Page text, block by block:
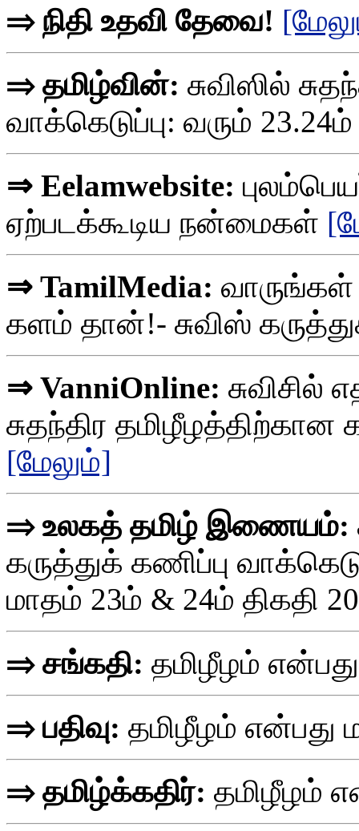
⇒ நிதி உதவி தேவை!
⇒ தமிழ்வின்: சுவிஸில்
வாக்கெடுப்பு: வரும்
⇒ Eelamwebsite:
ஏற்படக்கூடிய நன்மைகள்
⇒ TamilMedia: வாருங்கள்
களம் தான்!- சுவிஸ்
⇒ VanniOnline: சுவிசில்
சுதந்திர தமிழீழத்திற்கான
[மேலும்]
⇒ உலகத் தமிழ் இணையம்:
கருத்துக் கணிப்பு
மாதம் 23ம் & 24ம் திகதி
⇒ சங்கதி: தமிழீழம்
⇒ பதிவு: தமிழீழம்
⇒ தமிழ்க்கதிர்: தமிழீழம்